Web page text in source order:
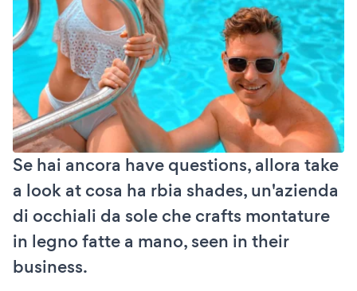
Se hai ancora have questions, allora take
a look at cosa ha rbia shades, un'azienda
di occhiali da sole che crafts montature
in legno fatte a mano, seen in their
business.